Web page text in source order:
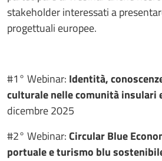
stakeholder interessati a
progettuali europee.
#1° Webinar: Identità,
culturale nelle comunità insulari
dicembre 2025
#2° Webinar:Circular Blue
portuale e turismo blu